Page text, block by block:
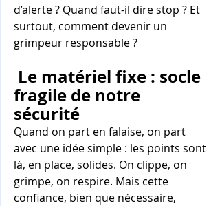
d’alerte ? Quand faut-il dire stop ? Et
surtout, comment devenir un
grimpeur responsable ?
Le matériel fixe : socle
fragile de notre
sécurité
Quand on part en falaise, on part
avec une idée simple : les points sont
là, en place, solides. On clippe, on
grimpe, on respire. Mais cette
confiance, bien que nécessaire,